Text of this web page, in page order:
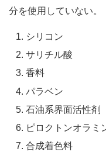
分を使用していない。
シリコン
サリチル酸
香料
パラベン
石油系界面活性剤
ピロクトンオラミ
合成着色料